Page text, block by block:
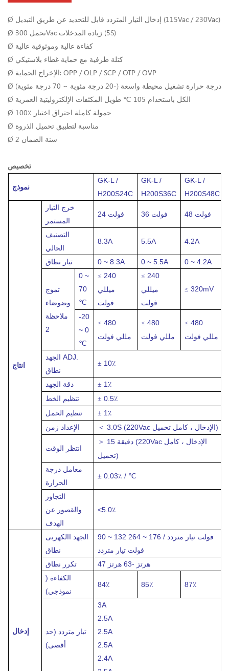
Ø إدخال التيار المتردد قابل للتحديد عن طريق التبديل (115Vac / 230Vac)
Ø تحمل 300Vac زيادة المدخلات (5S)
Ø كفاءة عالية وموثوقية عالية
Ø كتلة طرفية مع حماية غطاء بلاستيكي
Ø الإخراج الحماية: OPP / OLP / SCP / OTP / OVP
Ø درجة حرارة تشغيل محيطة واسعة (-20 درجة مئوية ~ 70 درجة مئوية)
Ø الكل باستخدام 105 ℃ طويل المكثفات الإلكتروليتية العمرية
Ø 100٪ حمولة كاملة احتراق اختبار
Ø مناسبة لتطبيق تحميل الذروة
Ø 2 سنة الضمان
تخصيص
نموذج
GK-L /
H200S24C
GK-L /
H200S36C
GK-L /
H200S48C
انتاج
خرج التيار
المستمر
24 فولت 36 فولت 48 فولت
التصنيف
الحالي
8.3A 5.5A 4.2A
تيار نطاق 0 ~ 8.3A 0 ~ 5.5A 0 ~ 4.2A
تموج
وضوضاء
ملاحظة
2
0 ~
70
℃
≤ 240
ميللي
فولت
≤ 240
ميللي
فولت
≤320mV
-20
~ 0
℃
≤480
مللي فولت
≤480
مللي فولت
≤480
مللي فولت
الجهد ADJ.
نطاق
± 10٪
دقة الجهد ± 1٪
تنظيم الخط
±0.5٪
تنظيم الحمل
± 1٪
الإعداد زمن
＜ 3.0S (220Vac الإدخال ، كامل تحميل)
انتظر الوقت
＞ 15 دقيقة (220Vac الإدخال ، كامل
تحميل)
معامل درجة
الحرارة
± 0.03٪ / ℃
التجاوز
والقصور عن
الهدف
<5.0٪
إدخال
الجهد االكهربى
نطاق
90 ~ 132 فولت تيار متردد / 176 ~ 264
فولت تيار متردد
تكرر نطاق
47 هرتز -63 هرتز
الكفاءة (
نموذجي)
84٪ 85٪ 87٪
تيار متردد (حد
أقصى)
3A
2.5A
2.5A
2.5A
2.4A